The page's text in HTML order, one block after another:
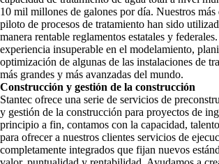
10 mil millones de galones por día. Nuestros más
piloto de procesos de tratamiento han sido
manera rentable reglamentos estatales y
experiencia insuperable en el modelamiento,
optimización de algunas de las instalaciones de
más grandes y más avanzadas del mundo.
Construcción y gestión de la construcción
Stantec ofrece una serie de servicios de
y gestión de la construcción para proyectos de
principio a fin, contamos con la capacidad,
para ofrecer a nuestros clientes servicios de
completamente integrados que fijan nuevos